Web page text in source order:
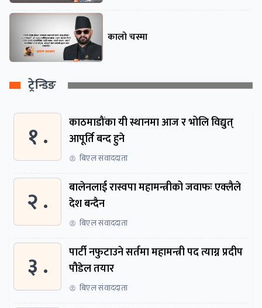
कालो चस्मा
ट्रेन्डिङ
१ .
काठमाडौंका यी स्थानमा आज र भोलि विद्युत्
आपूर्ति बन्द हुने
बिएल संवाददाता
२ .
बालेनलाई रास्वपा महामन्त्रीको जवाफः एक्लैले
देश बन्दैन
बिएल संवाददाता
३ .
पार्टी नफुटाउने सर्तमा महामन्त्री पद त्याग्न प्रदीप
पौडेल तयार
बिएल संवाददाता